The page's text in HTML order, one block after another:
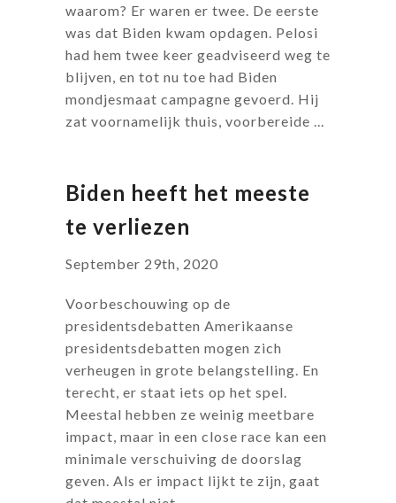
waarom? Er waren er twee. De eerste
was dat Biden kwam opdagen. Pelosi
had hem twee keer geadviseerd weg te
blijven, en tot nu toe had Biden
mondjesmaat campagne gevoerd. Hij
zat voornamelijk thuis, voorbereide ...
Biden heeft het meeste
te verliezen
September 29th, 2020
Voorbeschouwing op de
presidentsdebatten Amerikaanse
presidentsdebatten mogen zich
verheugen in grote belangstelling. En
terecht, er staat iets op het spel.
Meestal hebben ze weinig meetbare
impact, maar in een close race kan een
minimale verschuiving de doorslag
geven. Als er impact lijkt te zijn, gaat